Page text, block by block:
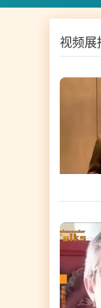
视频展